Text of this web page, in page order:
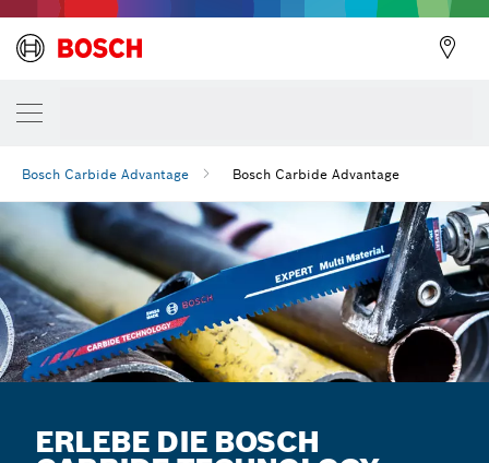
Bosch Carbide Advantage Bosch Carbide Advantage
ERLEBE DIE BOSCH